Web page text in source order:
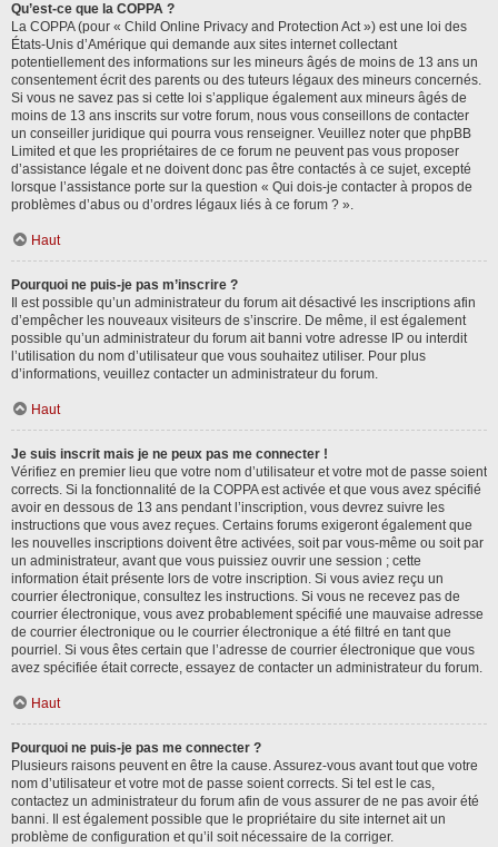
Qu’est-ce que la COPPA ?
La COPPA (pour « Child Online Privacy and Protection Act ») est une loi des
États-Unis d’Amérique qui demande aux sites internet collectant
potentiellement des informations sur les mineurs âgés de moins de 13 ans un
consentement écrit des parents ou des tuteurs légaux des mineurs concernés.
Si vous ne savez pas si cette loi s’applique également aux mineurs âgés de
moins de 13 ans inscrits sur votre forum, nous vous conseillons de contacter
un conseiller juridique qui pourra vous renseigner. Veuillez noter que phpBB
Limited et que les propriétaires de ce forum ne peuvent pas vous proposer
d’assistance légale et ne doivent donc pas être contactés à ce sujet, excepté
lorsque l’assistance porte sur la question « Qui dois-je contacter à propos de
problèmes d’abus ou d’ordres légaux liés à ce forum ? ».
Haut
Pourquoi ne puis-je pas m’inscrire ?
Il est possible qu’un administrateur du forum ait désactivé les inscriptions afin
d’empêcher les nouveaux visiteurs de s’inscrire. De même, il est également
possible qu’un administrateur du forum ait banni votre adresse IP ou interdit
l’utilisation du nom d’utilisateur que vous souhaitez utiliser. Pour plus
d’informations, veuillez contacter un administrateur du forum.
Haut
Je suis inscrit mais je ne peux pas me connecter !
Vérifiez en premier lieu que votre nom d’utilisateur et votre mot de passe soient
corrects. Si la fonctionnalité de la COPPA est activée et que vous avez spécifié
avoir en dessous de 13 ans pendant l’inscription, vous devrez suivre les
instructions que vous avez reçues. Certains forums exigeront également que
les nouvelles inscriptions doivent être activées, soit par vous-même ou soit par
un administrateur, avant que vous puissiez ouvrir une session ; cette
information était présente lors de votre inscription. Si vous aviez reçu un
courrier électronique, consultez les instructions. Si vous ne recevez pas de
courrier électronique, vous avez probablement spécifié une mauvaise adresse
de courrier électronique ou le courrier électronique a été filtré en tant que
pourriel. Si vous êtes certain que l’adresse de courrier électronique que vous
avez spécifiée était correcte, essayez de contacter un administrateur du forum.
Haut
Pourquoi ne puis-je pas me connecter ?
Plusieurs raisons peuvent en être la cause. Assurez-vous avant tout que votre
nom d’utilisateur et votre mot de passe soient corrects. Si tel est le cas,
contactez un administrateur du forum afin de vous assurer de ne pas avoir été
banni. Il est également possible que le propriétaire du site internet ait un
problème de configuration et qu’il soit nécessaire de la corriger.